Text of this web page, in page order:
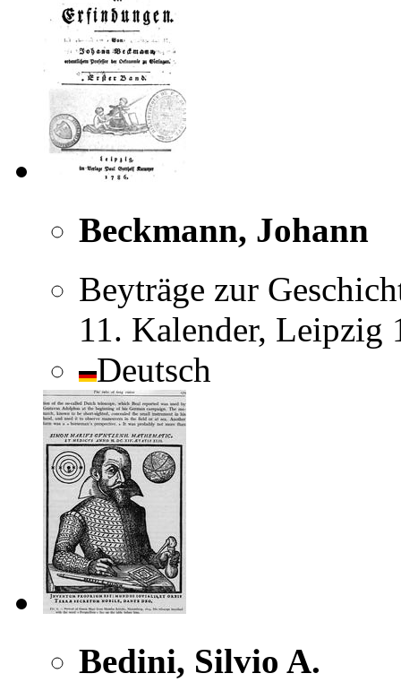
Beckmann, Johann
Beyträge zur
11. Kalender, Leipzig
Deutsch
Bedini, Silvio A.